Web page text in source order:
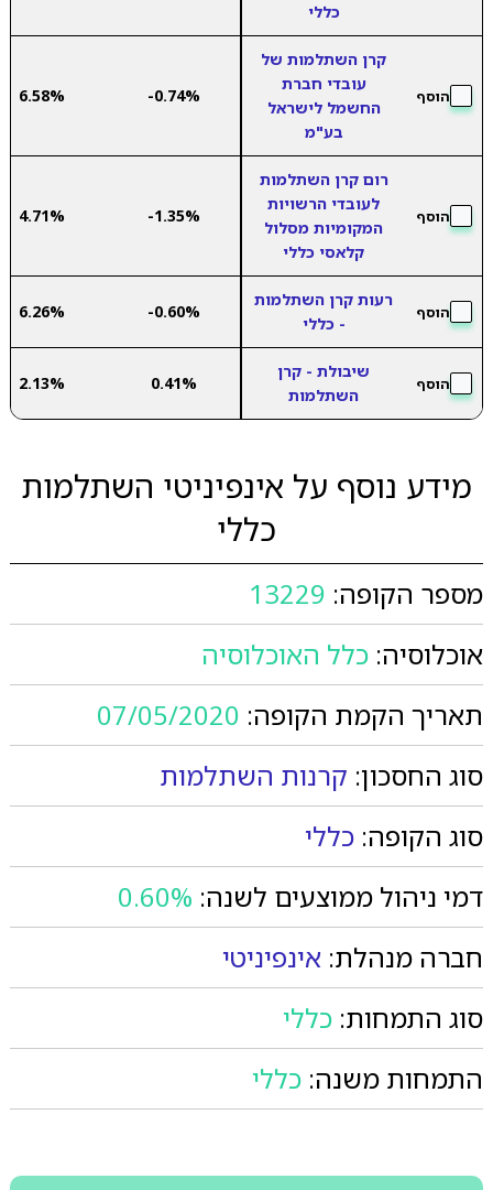
כללי
הוסף
קרן השתלמות של
עובדי חברת
החשמל לישראל
בע"מ
-0.74%
6.58%
הוסף
רום קרן השתלמות
לעובדי הרשויות
המקומיות מסלול
קלאסי כללי
-1.35%
4.71%
הוסף
רעות קרן השתלמות
- כללי
-0.60%
6.26%
הוסף
שיבולת - קרן
השתלמות
0.41%
2.13%
מידע נוסף על אינפיניטי השתלמות
כללי
מספר הקופה: 13229
אוכלוסיה: כלל האוכלוסיה
תאריך הקמת הקופה: 07/05/2020
סוג החסכון: קרנות השתלמות
סוג הקופה: כללי
דמי ניהול ממוצעים לשנה: 0.60%
חברה מנהלת: אינפיניטי
סוג התמחות: כללי
התמחות משנה: כללי